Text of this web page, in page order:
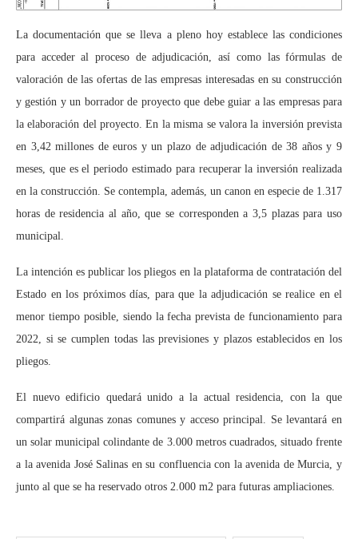
La documentación que se lleva a pleno hoy establece las condiciones
para acceder al proceso de adjudicación, así como las fórmulas de
valoración de las ofertas de las empresas interesadas en su construcción
y gestión y un borrador de proyecto que debe guiar a las empresas para
la elaboración del proyecto. En la misma se valora la inversión prevista
en 3,42 millones de euros y un plazo de adjudicación de 38 años y 9
meses, que es el periodo estimado para recuperar la inversión realizada
en la construcción. Se contempla, además, un canon en especie de 1.317
horas de residencia al año, que se corresponden a 3,5 plazas para uso
municipal.
La intención es publicar los pliegos en la plataforma de contratación del
Estado en los próximos días, para que la adjudicación se realice en el
menor tiempo posible, siendo la fecha prevista de funcionamiento para
2022, si se cumplen todas las previsiones y plazos establecidos en los
pliegos.
El nuevo edificio quedará unido a la actual residencia, con la que
compartirá algunas zonas comunes y acceso principal. Se levantará en
un solar municipal colindante de 3.000 metros cuadrados, situado frente
a la avenida José Salinas en su confluencia con la avenida de Murcia, y
junto al que se ha reservado otros 2.000 m2 para futuras ampliaciones.